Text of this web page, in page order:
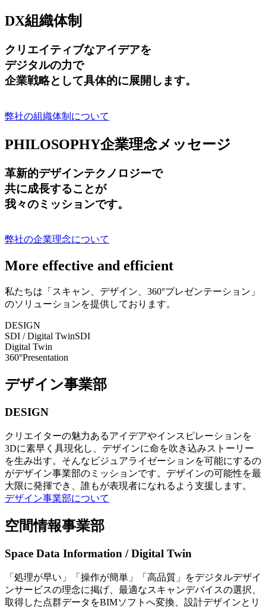
DX組織体制
クリエイティブなアイデアを
デジタルの力で
企業戦略として具体的に展開します。
弊社の組織体制について
PHILOSOPHY企業理念メッセージ
革新的デザインテクノロジーで
共に成長することが
我々のミッションです。
弊社の企業理念について
More effective and efficient
私たちは「スキャン、デザイン、360°プレゼンテーション」
のソリューションを提供しております。
DESIGN
SDI / Digital TwinSDI
Digital Twin
360°Presentation
デザイン事業部
DESIGN
クリエイターの魅力あるアイデアやインスピレーションを
3Dに素早く具現化し、デザインに命を吹き込みストーリー
を生み出す。そんなビジュアライゼーションを可能にするの
がデザイン事業部のミッションです。デザインの可能性を最
大限に発揮でき、誰もが表現者になれるよう支援します。
デザイン事業部について
空間情報事業部
Space Data Information / Digital Twin
「処理が早い」「操作が簡単」「高品質」をデジタルデザイ
ンサービスの理念に掲げ、最適なスキャンデバイスの選択、
取得した点群データをBIMソフトへ変換、設計デザインとリ